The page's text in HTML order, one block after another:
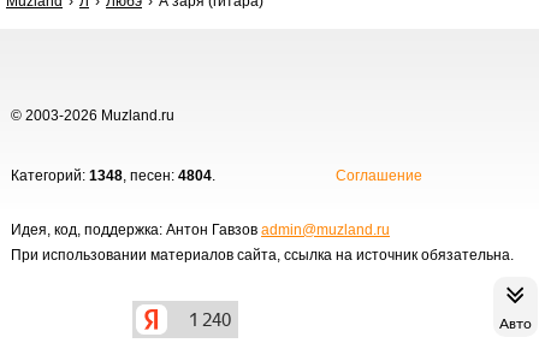
Авто
© 2003-2026 Muzland.ru
Категорий: 1348, песен: 4804. Соглашение
Идея, код, поддержка: Антон Гавзов admin@muzland.ru
При использовании материалов сайта, ссылка на источник обязательна.